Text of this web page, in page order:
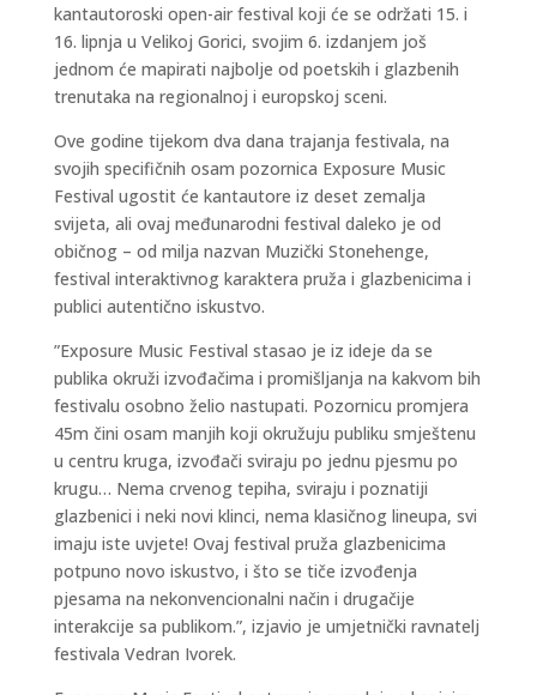
kantautoroski open-air festival koji će se održati 15. i
16. lipnja u Velikoj Gorici, svojim 6. izdanjem još
jednom će mapirati najbolje od poetskih i glazbenih
trenutaka na regionalnoj i europskoj sceni.
Ove godine tijekom dva dana trajanja festivala, na
svojih specifičnih osam pozornica Exposure Music
Festival ugostit će kantautore iz deset zemalja
svijeta, ali ovaj međunarodni festival daleko je od
običnog – od milja nazvan Muzički Stonehenge,
festival interaktivnog karaktera pruža i glazbenicima i
publici autentično iskustvo.
”Exposure Music Festival stasao je iz ideje da se
publika okruži izvođačima i promišljanja na kakvom bih
festivalu osobno želio nastupati. Pozornicu promjera
45m čini osam manjih koji okružuju publiku smještenu
u centru kruga, izvođači sviraju po jednu pjesmu po
krugu… Nema crvenog tepiha, sviraju i poznatiji
glazbenici i neki novi klinci, nema klasičnog lineupa, svi
imaju iste uvjete! Ovaj festival pruža glazbenicima
potpuno novo iskustvo, i što se tiče izvođenja
pjesama na nekonvencionalni način i drugačije
interakcije sa publikom.”, izjavio je umjetnički ravnatelj
festivala Vedran Ivorek.